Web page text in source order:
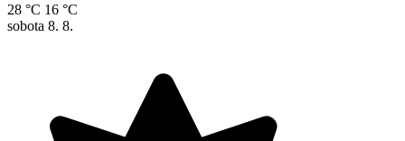
28 °C 16 °C
sobota 8. 8.